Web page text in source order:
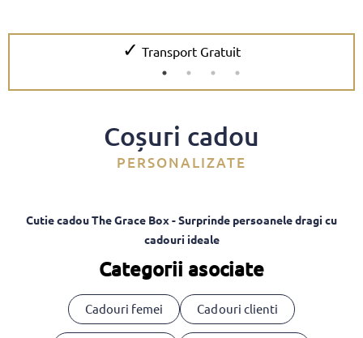
✓ Transport Gratuit
Coșuri cadou
PERSONALIZATE
Cutie cadou The Grace Box - Surprinde persoanele dragi cu
cadouri ideale
Categorii asociate
Cadouri femei Cadouri clienti